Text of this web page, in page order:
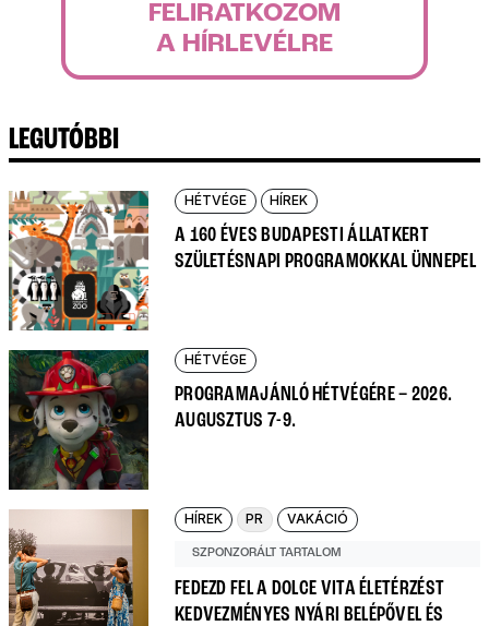
FELIRATKOZOM
A HÍRLEVÉLRE
LEGUTÓBBI
HÉTVÉGE HÍREK
A 160 ÉVES BUDAPESTI ÁLLATKERT
SZÜLETÉSNAPI PROGRAMOKKAL ÜNNEPEL
HÉTVÉGE
PROGRAMAJÁNLÓ HÉTVÉGÉRE – 2026.
AUGUSZTUS 7-9.
HÍREK PR VAKÁCIÓ
SZPONZORÁLT TARTALOM
FEDEZD FEL A DOLCE VITA ÉLETÉRZÉST
KEDVEZMÉNYES NYÁRI BELÉPŐVEL ÉS